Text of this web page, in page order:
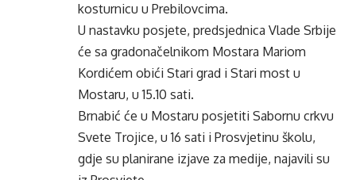
kosturnicu u Prebilovcima.
U nastavku posjete, predsjednica Vlade Srbije
će sa gradonačelnikom Mostara Mariom
Kordićem obići Stari grad i Stari most u
Mostaru, u 15.10 sati.
Brnabić će u Mostaru posjetiti Sabornu crkvu
Svete Trojice, u 16 sati i Prosvjetinu školu,
gdje su planirane izjave za medije, najavili su